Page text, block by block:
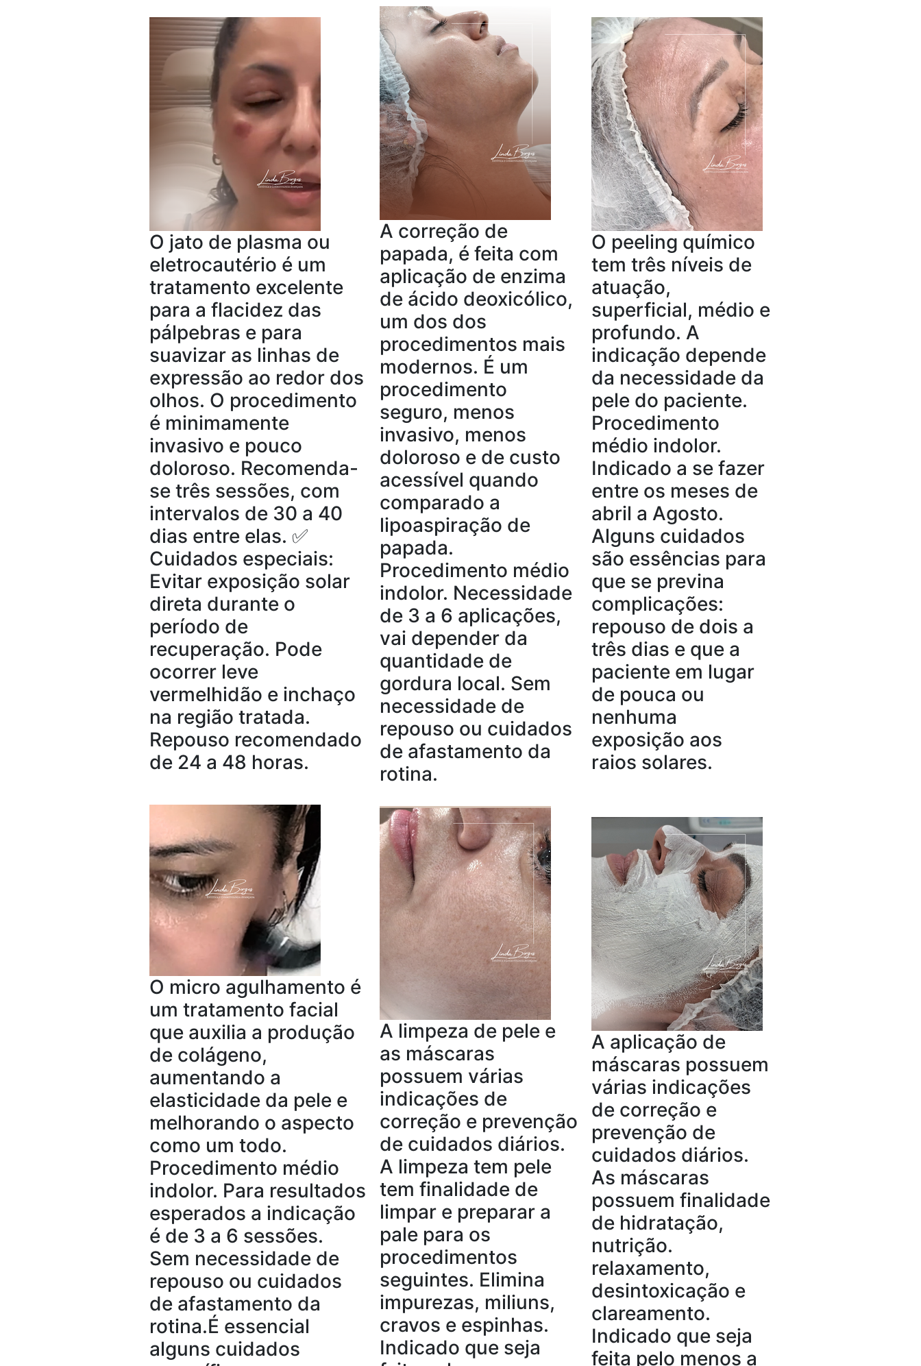
O jato de plasma ou
eletrocautério é um
tratamento excelente
para a flacidez das
pálpebras e para
suavizar as linhas de
expressão ao redor dos
olhos. O procedimento
é minimamente
invasivo e pouco
doloroso. Recomenda-
se três sessões, com
intervalos de 30 a 40
dias entre elas. ✅
Cuidados especiais:
Evitar exposição solar
direta durante o
período de
recuperação. Pode
ocorrer leve
vermelhidão e inchaço
na região tratada.
Repouso recomendado
de 24 a 48 horas.
A correção de
papada, é feita com
aplicação de enzima
de ácido deoxicólico,
um dos dos
procedimentos mais
modernos. É um
procedimento
seguro, menos
invasivo, menos
doloroso e de custo
acessível quando
comparado a
lipoaspiração de
papada.
Procedimento médio
indolor. Necessidade
de 3 a 6 aplicações,
vai depender da
quantidade de
gordura local. Sem
necessidade de
repouso ou cuidados
de afastamento da
rotina.
O peeling químico
tem três níveis de
atuação,
superficial, médio e
profundo. A
indicação depende
da necessidade da
pele do paciente.
Procedimento
médio indolor.
Indicado a se fazer
entre os meses de
abril a Agosto.
Alguns cuidados
são essências para
que se previna
complicações:
repouso de dois a
três dias e que a
paciente em lugar
de pouca ou
nenhuma
exposição aos
raios solares. ​
O micro agulhamento é
um tratamento facial
que auxilia a produção
de colágeno,
aumentando a
elasticidade da pele e
melhorando o aspecto
como um todo.
Procedimento médio
indolor. Para resultados
esperados a indicação
é de 3 a 6 sessões.
Sem necessidade de
repouso ou cuidados
de afastamento da
rotina. ​É essencial
alguns cuidados
A limpeza de pele e
as máscaras
possuem várias
indicações de
correção e prevenção
de cuidados diários.
A limpeza tem pele
tem finalidade de
limpar e preparar a
pale para os
procedimentos
seguintes. Elimina
impurezas, miliuns,
cravos e espinhas.
Indicado que seja
A aplicação de
máscaras possuem
várias indicações
de correção e
prevenção de
cuidados diários.
As máscaras
possuem finalidade
de hidratação,
nutrição.
relaxamento,
desintoxicação e
clareamento.
Indicado que seja
feita pelo menos a